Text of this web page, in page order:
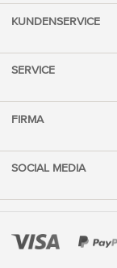
KUNDENSERVICE
SERVICE
FIRMA
SOCIAL MEDIA